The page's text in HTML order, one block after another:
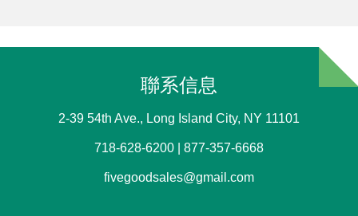
聯系信息
2-39 54th Ave., Long Island City, NY 11101
718-628-6200 | 877-357-6668
fivegoodsales@gmail.com